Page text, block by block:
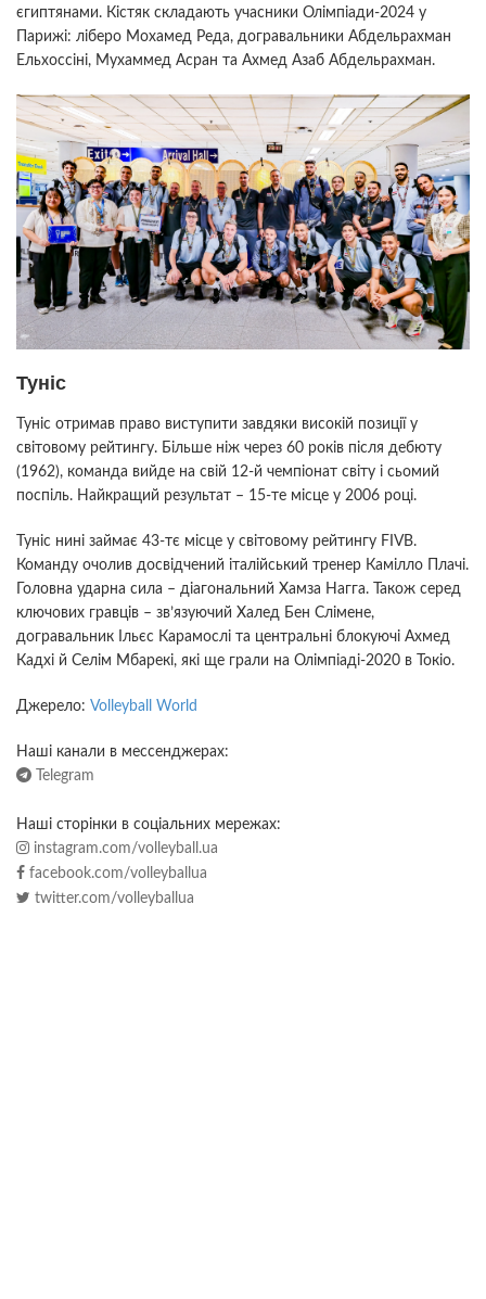
єгиптянами. Кістяк складають учасники Олімпіади-2024 у
Парижі: ліберо Мохамед Реда, догравальники Абдельрахман
Ельхоссіні, Мухаммед Асран та Ахмед Азаб Абдельрахман.
Туніс
Туніс отримав право виступити завдяки високій позиції у
світовому рейтингу. Більше ніж через 60 років після дебюту
(1962), команда вийде на свій 12-й чемпіонат світу і сьомий
поспіль. Найкращий результат – 15-те місце у 2006 році.
Туніс нині займає 43-тє місце у світовому рейтингу FIVB.
Команду очолив досвідчений італійський тренер Камілло Плачі.
Головна ударна сила – діагональний Хамза Нагга. Також серед
ключових гравців – зв’язуючий Халед Бен Слімене,
догравальник Ільєс Карамослі та центральні блокуючі Ахмед
Кадхі й Селім Мбарекі, які ще грали на Олімпіаді-2020 в Токіо.
Джерело: Volleyball World
Наші канали в мессенджерах:
Telegram
Наші сторінки в соціальних мережах:
instagram.com/volleyball.ua
facebook.com/volleyballua
twitter.com/volleyballua